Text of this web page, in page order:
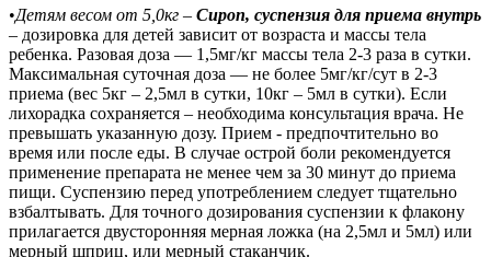
•Детям весом от 5,0кг – Сироп, суспензия для приема внутрь
– дозировка для детей зависит от возраста и массы тела
ребенка. Разовая доза — 1,5мг/кг массы тела 2-3 раза в сутки.
Максимальная суточная доза — не более 5мг/кг/сут в 2-3
приема (вес 5кг – 2,5мл в сутки, 10кг – 5мл в сутки). Если
лихорадка сохраняется – необходима консультация врача. Не
превышать указанную дозу. Прием - предпочтительно во
время или после еды. В случае острой боли рекомендуется
применение препарата не менее чем за 30 минут до приема
пищи. Суспензию перед употреблением следует тщательно
взбалтывать. Для точного дозирования суспензии к флакону
прилагается двусторонняя мерная ложка (на 2,5мл и 5мл) или
мерный шприц, или мерный стаканчик.